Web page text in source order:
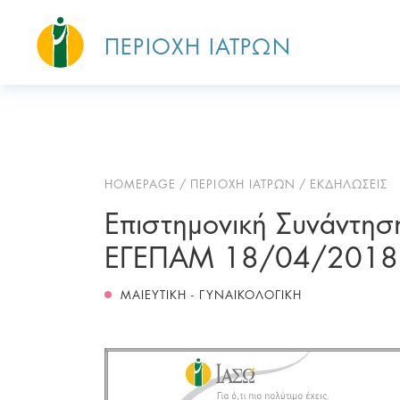
ΠΕΡΙΟΧΗ ΙΑΤΡΩΝ
HOMEPAGE ΠΕΡΙΟΧΗ ΙΑΤΡΩΝ ΕΚΔΗΛΩΣΕΙΣ
Επιστημονική
ΕΓΕΠΑΜ 18/04/2018
ΜΑΙΕΥΤΙΚΗ - ΓΥΝΑΙΚΟΛΟΓΙΚΗ